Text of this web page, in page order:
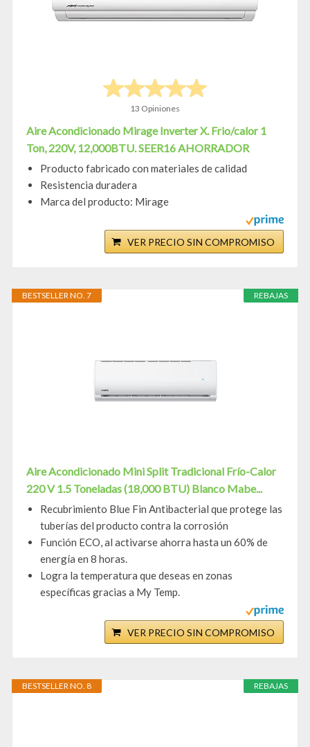
13 Opiniones
Aire Acondicionado Mirage Inverter X. Frio/calor 1
Ton, 220V, 12,000BTU. SEER16 AHORRADOR
Producto fabricado con materiales de calidad
Resistencia duradera
Marca del producto: Mirage
VER PRECIO SIN COMPROMISO
REBAJAS
BESTSELLER NO. 7
Aire Acondicionado Mini Split Tradicional Frío-Calor
220 V 1.5 Toneladas (18,000 BTU) Blanco Mabe...
Recubrimiento Blue Fin Antibacterial que protege las
tuberías del producto contra la corrosión
Función ECO, al activarse ahorra hasta un 60% de
energía en 8 horas.
Logra la temperatura que deseas en zonas
específicas gracias a My Temp.
VER PRECIO SIN COMPROMISO
REBAJAS
BESTSELLER NO. 8